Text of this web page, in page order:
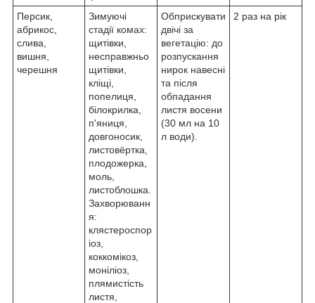
Персик,
абрикос,
слива,
вишня,
черешня
Зимуючі
стадії комах:
щитівки,
несправжньо
щитівки,
кліщі,
попелиця,
білокрилка,
п'яниця,
довгоносик,
листовёртка,
плодожерка,
моль,
листоблошка.
Захворюванн
я:
клястероспор
іоз,
коккомікоз,
моніліоз,
плямистість
листя,
Обприскувати
двічі за
вегетацію: до
розпускання
нирок навесні
та після
обпадання
листя восени
(30 мл на 10
л води).
2 раз на рік